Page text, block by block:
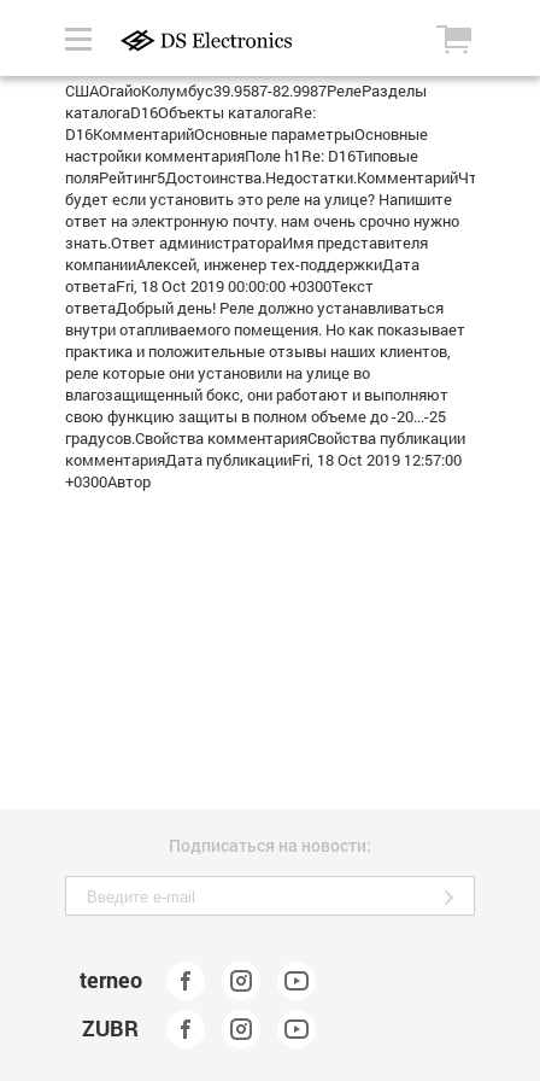
СШАОгайоКолумбус39.9587-82.9987РелеРазделы
каталогаD16Объекты каталогаRe:
D16КомментарийОсновные параметрыОсновные
настройки комментарияПоле h1Re: D16Типовые
поляРейтинг5Достоинства.Недостатки.КомментарийЧто
будет если установить это реле на улице? Напишите
ответ на электронную почту. нам очень срочно нужно
знать.Ответ администратораИмя представителя
компанииАлексей, инженер тех-поддержкиДата
ответаFri, 18 Oct 2019 00:00:00 +0300Текст
ответаДобрый день! Реле должно устанавливаться
внутри отапливаемого помещения. Но как показывает
практика и положительные отзывы наших клиентов,
реле которые они установили на улице во
влагозащищенный бокс, они работают и выполняют
свою функцию защиты в полном объеме до -20...-25
градусов.Свойства комментарияСвойства публикации
комментарияДата публикацииFri, 18 Oct 2019 12:57:00
+0300Автор
Подписаться на новости:
terneo
ZUBR